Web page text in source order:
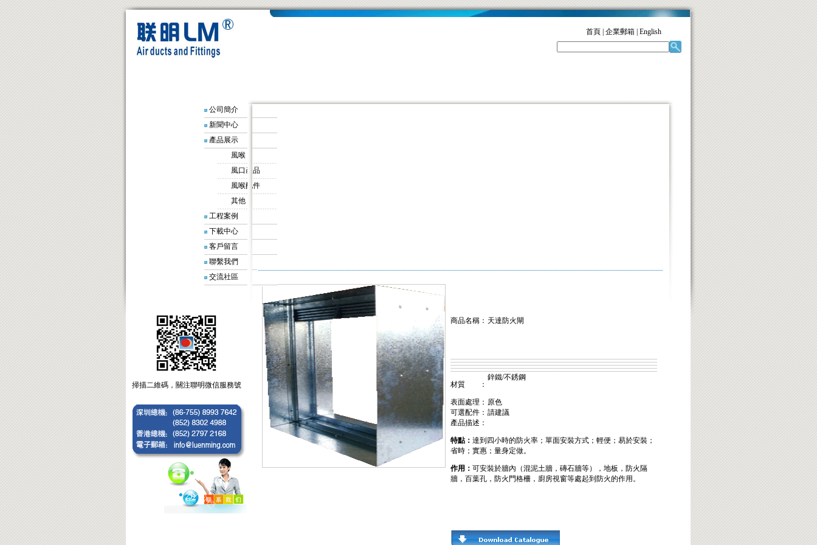
首頁| 企業郵箱| English
公司簡介
新聞中心
產品展示
風喉
風口產品
風喉配件
其他
工程案例
下載中心
客戶留言
聯繫我們
交流社區
掃描二維碼，關注聯明微信服務號
商品名稱： 天達防火閘
材質 ：
鋅鐵/不銹鋼
表面處理： 原色
可選配件： 請建議
產品描述：
特點： 達到四小時的防火率；單面安裝方式；輕便；易於安裝；
省時；實惠；量身定做。
作用： 可安裝於牆內（混泥土牆，磚石牆等），地板，防火隔
牆，百葉孔，防火門格柵，廚房視窗等處起到防火的作用。